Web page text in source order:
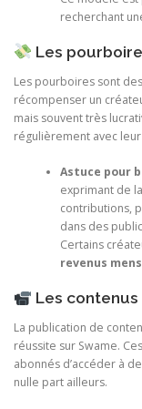
recherchant
Les
Les pourboires sont
récompenser un
mais souvent très
régulièrement avec
Astuce pour
exprimant de
contributions,
dans des
Certains
revenus
Les
La publication de
réussite sur Swame.
abonnés d’accéder à
nulle part ailleurs.